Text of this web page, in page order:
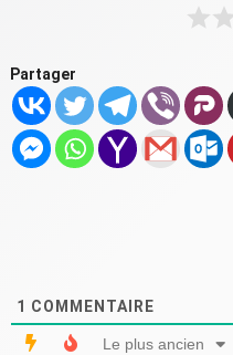
Partager
1 COMMENTAIRE
Le plus ancien